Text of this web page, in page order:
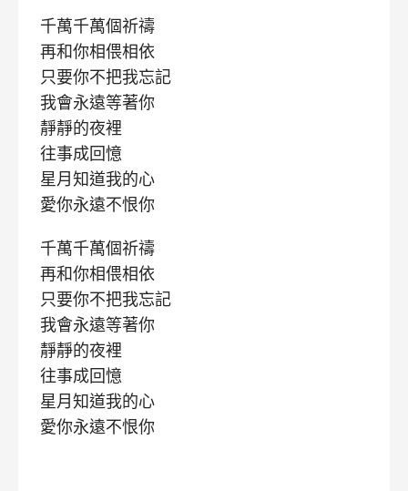
千萬千萬個祈禱
再和你相偎相依
只要你不把我忘記
我會永遠等著你
靜靜的夜裡
往事成回憶
星月知道我的心
愛你永遠不恨你
千萬千萬個祈禱
再和你相偎相依
只要你不把我忘記
我會永遠等著你
靜靜的夜裡
往事成回憶
星月知道我的心
愛你永遠不恨你